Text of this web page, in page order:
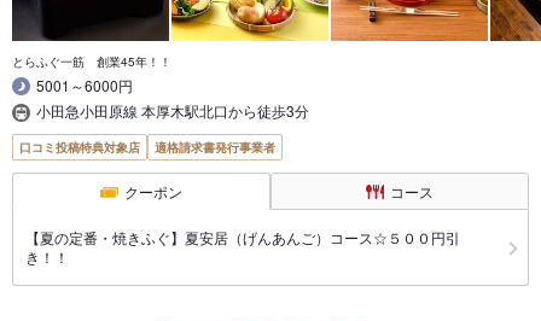
とらふぐ一筋 創業45年！！
5001～6000円
小田急小田原線 本厚木駅北口から徒歩3分
口コミ投稿特典対象店 適格請求書発行事業者
クーポン コース
【夏の定番・焼きふぐ】夏安居（げんあんご）コース☆５００円引
き！！